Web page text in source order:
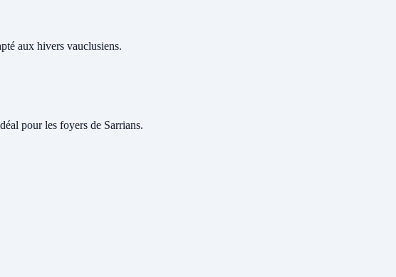
aux hivers vauclusiens.
pour les foyers de Sarrians.